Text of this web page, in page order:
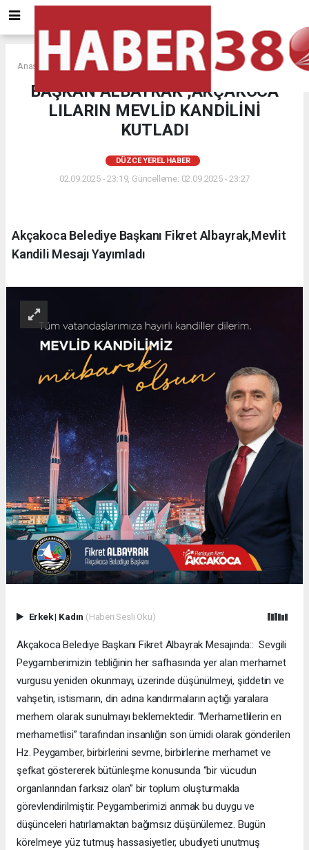
Anasayfa DÜZCE YEREL HABER
BAŞKAN ALBAYRAK ,AKÇAKOCA
LILARIN MEVLİD KANDİLİNİ
KUTLADI
DÜZCE YEREL HABER
02.09.2025 - 23:19, Güncelleme: 02.09.2025 - 23:27
Akçakoca Belediye Başkanı Fikret Albayrak,Mevlit
Kandili Mesajı Yayımladı
Erkek| Kadın (Haberi Sesli Oku)
Akçakoca Belediye Başkanı Fikret Albayrak Mesajında:: Sevgili
Peygamberimizin tebliğinin her safhasında yer alan merhamet
vurgusu yeniden okunmayı, üzerinde düşünülmeyi, şiddetin ve
vahşetin, istismarın, din adına kandırmaların açtığı yaralara
merhem olarak sunulmayı beklemektedir. “Merhametlilerin en
merhametlisi” tarafından insanlığın son ümidi olarak gönderilen
Hz. Peygamber, birbirlerini sevme, birbirlerine merhamet ve
şefkat göstererek bütünleşme konusunda “bir vücudun
organlarından farksız olan” bir toplum oluşturmakla
görevlendirilmiştir. Peygamberimizi anmak bu duygu ve
düşünceleri hatırlamaktan bağımsız düşünülemez. Bugün
körelmeye yüz tutmuş hassasiyetler, ubudiyeti unutmuş